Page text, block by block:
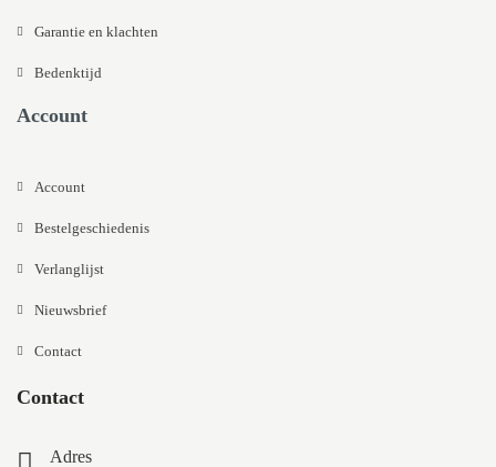
Garantie en klachten
Bedenktijd
Account
Account
Bestelgeschiedenis
Verlanglijst
Nieuwsbrief
Contact
Contact
Adres